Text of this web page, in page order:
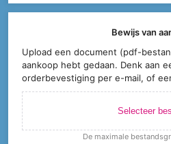
Bewijs van
Upload een document (pdf-
aankoop hebt gedaan. Denk aan
orderbevestiging per e-mail, of
Selecteer
De maximale